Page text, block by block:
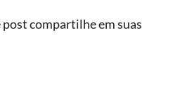
post compartilhe em suas